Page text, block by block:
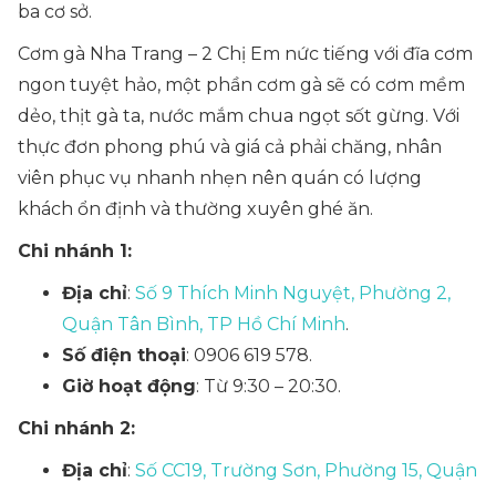
ba cơ sở.
Cơm gà Nha Trang – 2 Chị Em nức tiếng với đĩa cơm
ngon tuyệt hảo, một phần cơm gà sẽ có cơm mềm
dẻo, thịt gà ta, nước mắm chua ngọt sốt gừng. Với
thực đơn phong phú và giá cả phải chăng, nhân
viên phục vụ nhanh nhẹn nên quán có lượng
khách ổn định và thường xuyên ghé ăn.
Chi nhánh 1:
Địa chỉ: Số 9 Thích Minh Nguyệt, Phường 2,
Quận Tân Bình, TP Hồ Chí Minh.
Số điện thoại: 0906 619 578.
Giờ hoạt động: Từ 9:30 – 20:30.
Chi nhánh 2:
Địa chỉ: Số CC19, Trường Sơn, Phường 15, Quận